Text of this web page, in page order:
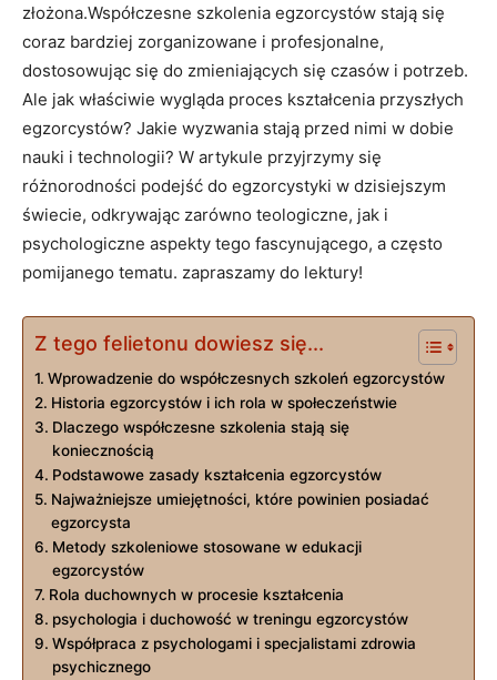
złożona.Współczesne szkolenia egzorcystów stają się
coraz ⁣bardziej zorganizowane ​i profesjonalne,
dostosowując się do zmieniających‍ się czasów i potrzeb.
Ale jak właściwie ⁣wygląda proces kształcenia przyszłych
egzorcystów? Jakie wyzwania stają ⁤przed nimi w dobie
nauki ‍i technologii? W ⁤artykule przyjrzymy się
różnorodności podejść ​do egzorcystyki w dzisiejszym
świecie,‌ odkrywając zarówno teologiczne, ‍jak i
psychologiczne aspekty tego fascynującego, a‌ często
pomijanego ​tematu. zapraszamy do​ lektury!
Z tego felietonu dowiesz się...
Wprowadzenie do współczesnych szkoleń egzorcystów
Historia egzorcystów i ich rola ‍w społeczeństwie
Dlaczego współczesne szkolenia stają ‌się
‍koniecznością
Podstawowe zasady kształcenia egzorcystów
Najważniejsze umiejętności, które powinien ⁤posiadać
egzorcysta
Metody szkoleniowe‍ stosowane w edukacji
egzorcystów
Rola duchownych w procesie kształcenia
psychologia​ i duchowość w ‌treningu egzorcystów
Współpraca‌ z psychologami‍ i specjalistami zdrowia
psychicznego